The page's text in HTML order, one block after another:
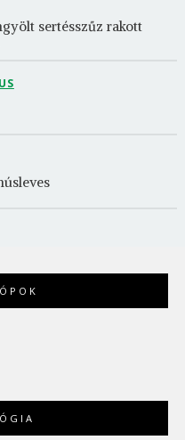
sertésszűz rakott